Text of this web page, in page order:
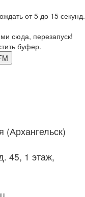
от 5 до 15 секунд.
сюда, перезапуск!
буфер.
(Архангельск)
45, 1 этаж,